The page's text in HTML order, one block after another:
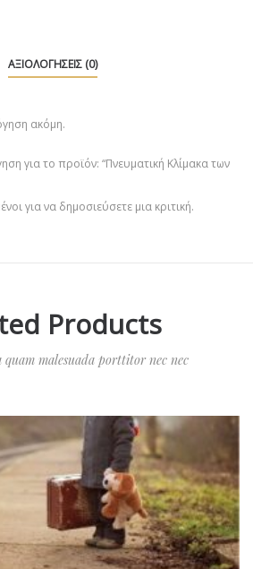
ΑΞΙΟΛΟΓΉΣΕΙΣ (0)
ακόμη.
για το προϊόν: “Πνευματική Κλίμακα των
για να δημοσιεύσετε μια κριτική.
Products
quam malesuada porttitor nec nec